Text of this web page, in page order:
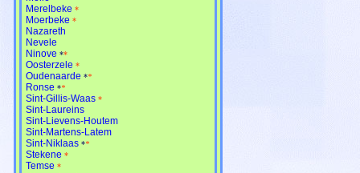
Merelbeke *
Moerbeke *
Nazareth
Nevele
Ninove **
Oosterzele *
Oudenaarde **
Ronse **
Sint-Gillis-Waas *
Sint-Laureins
Sint-Lievens-Houtem
Sint-Martens-Latem
Sint-Niklaas **
Stekene *
Temse *